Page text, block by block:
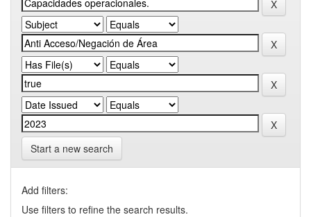
Start a new search
Add filters:
Use filters to refine the search results.